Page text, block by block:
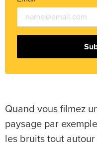
Quand vous filmez
paysage par
les bruits tout